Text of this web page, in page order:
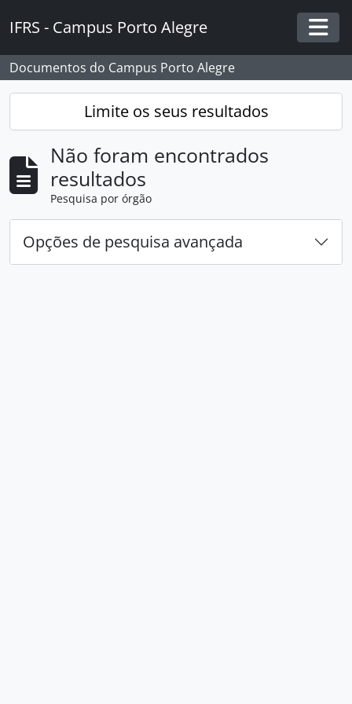
IFRS - Campus Porto Alegre
Documentos do Campus Porto Alegre
Limite os seus resultados
Não foram encontrados
resultados
Pesquisa por órgão
Opções de pesquisa avançada